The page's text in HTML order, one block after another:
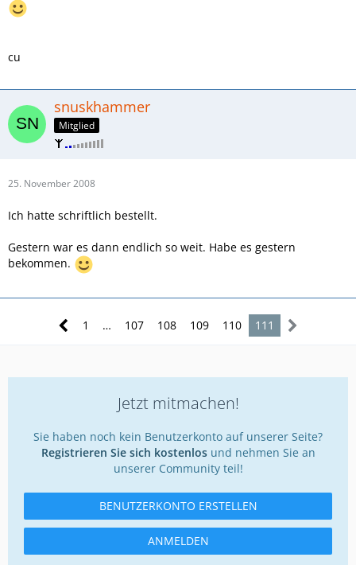
cu
snuskhammer
Mitglied
25. November 2008
Ich hatte schriftlich bestellt.
Gestern war es dann endlich so weit. Habe es gestern
bekommen.
1 … 107 108 109 110 111
Jetzt mitmachen!
Sie haben noch kein Benutzerkonto auf unserer Seite?
Registrieren Sie sich kostenlosund nehmen Sie an
unserer Community teil!
BENUTZERKONTO ERSTELLEN
ANMELDEN